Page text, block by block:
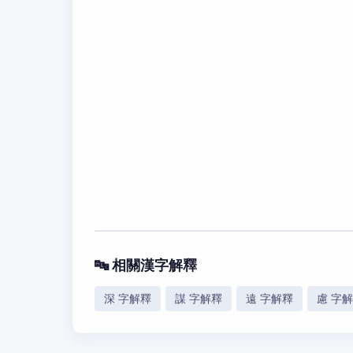
🔤 相關漢字解釋
深 字解釋 謀 字解釋 遠 字解釋 慮 字